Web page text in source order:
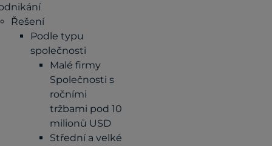
Řešení
Podle typu
společnosti
Malé firmy
Společnosti s
ročními
tržbami pod 10
milionů USD
Střední a velké